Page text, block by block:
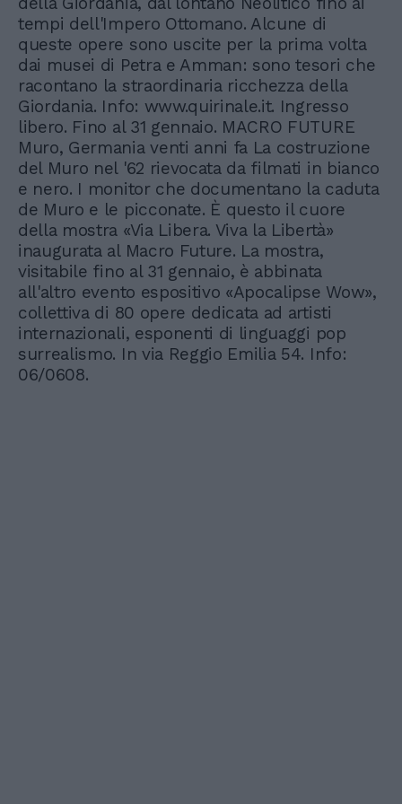
tempi dell'Impero Ottomano. Alcune di
queste opere sono uscite per la prima volta
dai musei di Petra e Amman: sono tesori che
racontano la straordinaria ricchezza della
Giordania. Info: www.quirinale.it. Ingresso
libero. Fino al 31 gennaio. MACRO FUTURE
Muro, Germania venti anni fa La costruzione
del Muro nel '62 rievocata da filmati in bianco
e nero. I monitor che documentano la caduta
de Muro e le picconate. È questo il cuore
della mostra «Via Libera. Viva la Libertà»
inaugurata al Macro Future. La mostra,
visitabile fino al 31 gennaio, è abbinata
all'altro evento espositivo «Apocalipse Wow»,
collettiva di 80 opere dedicata ad artisti
internazionali, esponenti di linguaggi pop
surrealismo. In via Reggio Emilia 54. Info:
06/0608.